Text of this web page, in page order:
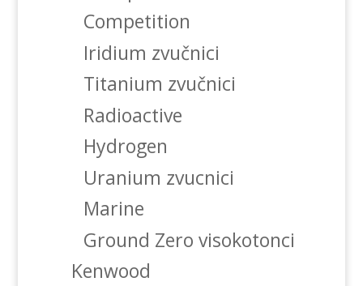
Competition
Iridium zvučnici
Titanium zvučnici
Radioactive
Hydrogen
Uranium zvucnici
Marine
Ground Zero visokotonci
Kenwood